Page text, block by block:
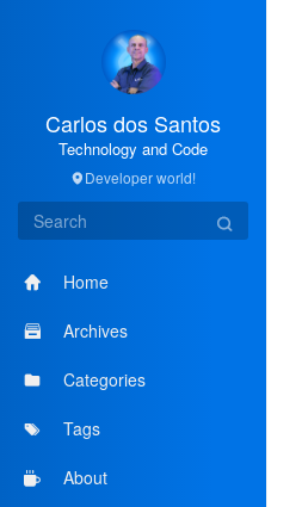
Carlos dos Santos
Technology and Code
Developer world!
Home
Archives
Categories
Tags
About